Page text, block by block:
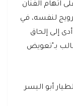
اتهام الفنان
لنفسه، في
إلى إلحاق
بـ"تعويض
أبو اليسر